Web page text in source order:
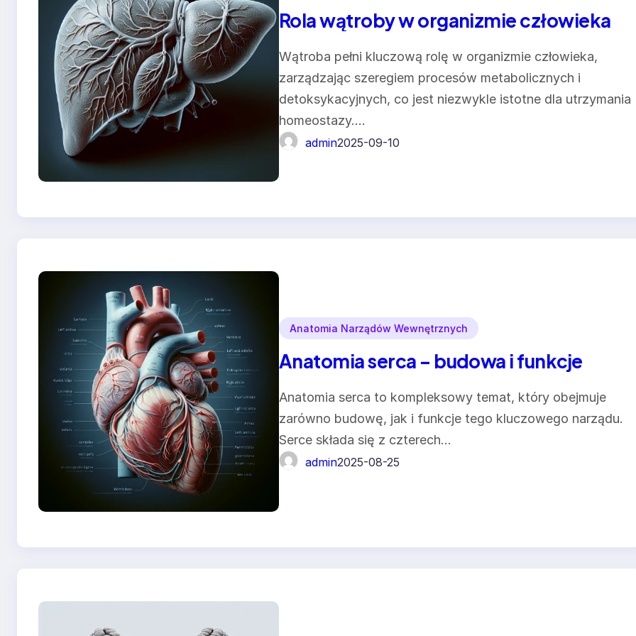
Rola wątroby w organizmie człowieka
Wątroba pełni kluczową rolę w organizmie człowieka,
zarządzając szeregiem procesów metabolicznych i
detoksykacyjnych, co jest niezwykle istotne dla utrzymania
homeostazy.…
admin2025-09-10
Anatomia Narządów Wewnętrznych
Anatomia serca – budowa i funkcje
Anatomia serca to kompleksowy temat, który obejmuje
zarówno budowę, jak i funkcje tego kluczowego narządu.
Serce składa się z czterech…
admin2025-08-25